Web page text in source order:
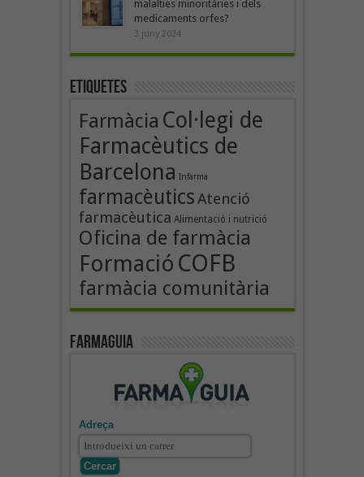
malalties minoritàries i dels
medicaments orfes?
3 juny 2024
Etiquetes
Farmàcia Col·legi de
Farmacèutics de
Barcelona Infarma
farmacèuticsAtenció
farmacèutica Alimentació i nutrició
Oficina de farmàcia
Formació COFB
farmàcia comunitària
Farmaguia
Adreça